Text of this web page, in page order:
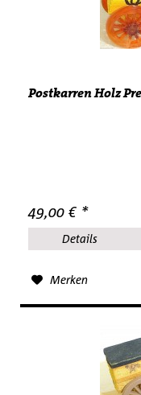
Postkarren Holz
49,00 € *
Details
Merken